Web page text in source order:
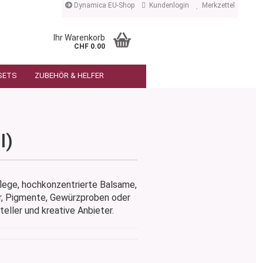
Dynamica EU-Shop Kundenlogin Merkzettel
Ihr Warenkorb
CHF 0.00
ZUBEHÖR & HELFER
hochkonzentrierte Balsame,
Pigmente, Gewürzproben oder
und kreative Anbieter.